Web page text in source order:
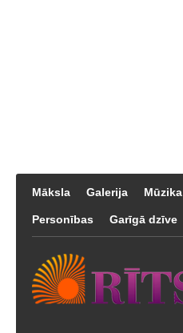
Māksla Galerija Mūzika
Personības Garīgā dzīve